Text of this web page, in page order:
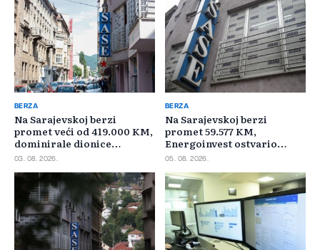
BERZA
Na Sarajevskoj berzi
promet veći od 419.000 KM,
dominirale dionice
Privredne banke Sarajevo
03. 08. 2026.
BERZA
Na Sarajevskoj berzi
promet 59.577 KM,
Energoinvest ostvario
najveći promet
05. 08. 2026.